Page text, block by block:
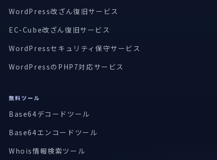
WordPress改ざん復旧サービス
EC-Cube改ざん復旧サービス
WordPressセキュリティ保守サービス
WordPressのPHP7対応サービス
無料ツール
Base64デコードツール
Base64エンコードツール
Whois情報検索ツール